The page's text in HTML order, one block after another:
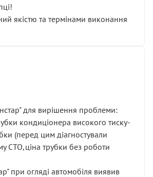
якістю та термінами виконання
для вирішення проблеми:
кондиціонера високого тиску-
(перед цим діагностували
СТО,ціна трубки без роботи
при огляді автомобіля виявив